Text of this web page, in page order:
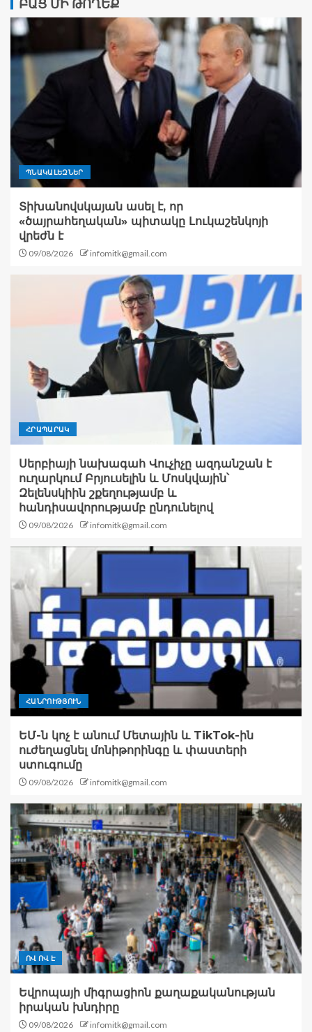
ԲԱՑ ՄԻ ԹՈՂԵՔ
ՊՆԱԿԱԼԵԶՆԵՐ
Տիխանովսկայան ասել է, որ
«ծայրահեղական» պիտակը Լուկաշենկոյի
վրեժն է
09/08/2026 infomitk@gmail.com
ՀՐԱՊԱՐԱԿ
Սերբիայի նախագահ Վուչիչը ազդանշան է
ուղարկում Բրյուսելին և Մոսկվային՝
Զելենսկիին շքեղությամբ և
հանդիսավորությամբ ընդունելով
09/08/2026 infomitk@gmail.com
ՀԱՆՐՈՒԹՅՈՒՆ
ԵՄ-ն կոչ է անում Մետային և TikTok-ին
ուժեղացնել մոնիթորինգը և փաստերի
ստուգումը
09/08/2026 infomitk@gmail.com
ՈՎ ՈՎ Է
Եվրոպայի միգրացիոն քաղաքականության
իրական խնդիրը
09/08/2026 infomitk@gmail.com